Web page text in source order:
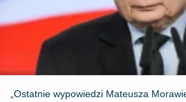
„Ostatnie wypowiedzi Mateusza